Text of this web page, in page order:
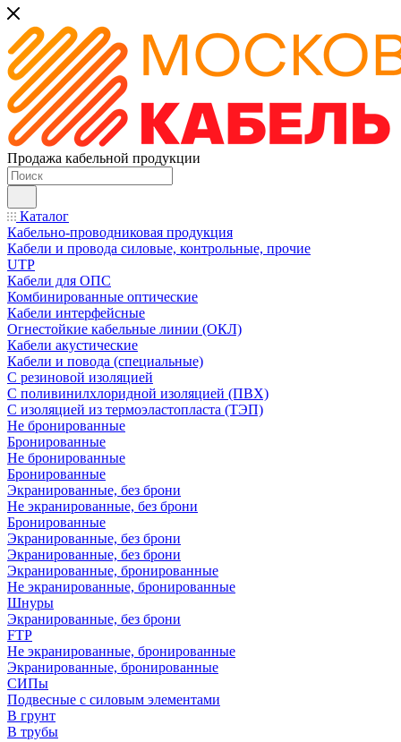
Продажа кабельной продукции
Каталог
Кабельно-проводниковая продукция
Кабели и провода силовые, контрольные, прочие
UTP
Кабели для ОПС
Комбинированные оптические
Кабели интерфейсные
Огнестойкие кабельные линии (ОКЛ)
Кабели акустические
Кабели и повода (специальные)
С резиновой изоляцией
С поливинилхлоридной изоляцией (ПВХ)
С изоляцией из термоэластопласта (ТЭП)
Не бронированные
Бронированные
Не бронированные
Бронированные
Экранированные, без брони
Не экранированные, без брони
Бронированные
Экранированные, без брони
Экранированные, без брони
Экранированные, бронированные
Не экранированные, бронированные
Шнуры
Экранированные, без брони
FTP
Не экранированные, бронированные
Экранированные, бронированные
СИПы
Подвесные с силовым элементами
В грунт
В трубы